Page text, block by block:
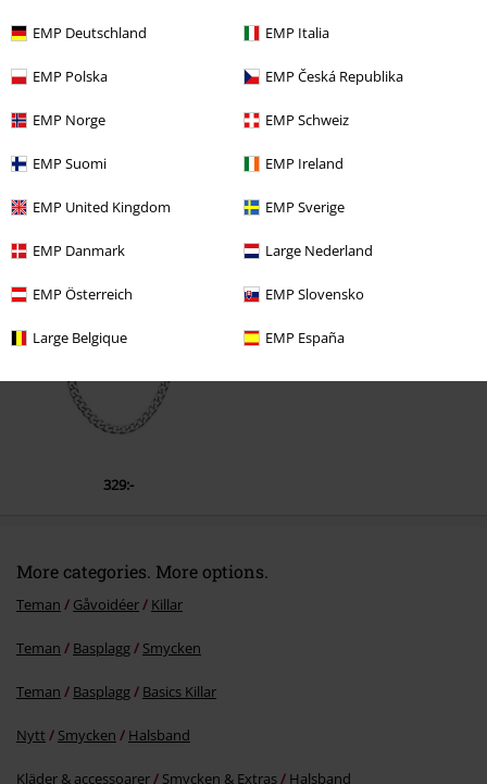
EMP Deutschland EMP Italia
EMP Polska EMP Česká Republika
EMP Norge EMP Schweiz
EMP Suomi EMP Ireland
EMP United Kingdom EMP Sverige
EMP Danmark Large Nederland
EMP Österreich EMP Slovensko
Large Belgique EMP España
Senast besökt
329:-
More categories. More options.
Teman Gåvoidéer Killar
Teman Basplagg Smycken
Teman Basplagg Basics Killar
Nytt Smycken Halsband
Kläder & accessoarer Smycken & Extras Halsband